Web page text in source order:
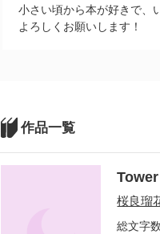
小さい頃から本が好きで、
よろしくお願いします！
作品一覧
桜良瑠
総文字